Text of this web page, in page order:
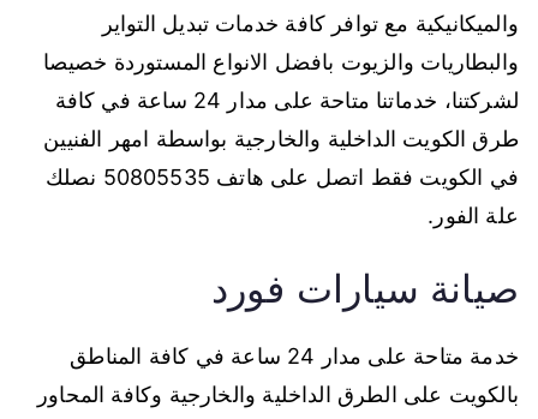
والميكانيكية مع توافر كافة خدمات تبديل التواير
والبطاريات والزيوت بافضل الانواع المستوردة خصيصا
لشركتنا، خدماتنا متاحة على مدار 24 ساعة في كافة
طرق الكويت الداخلية والخارجية بواسطة امهر الفنيين
في الكويت فقط اتصل على هاتف 50805535 نصلك
علة الفور.
صيانة سيارات فورد
خدمة متاحة على مدار 24 ساعة في كافة المناطق
بالكويت على الطرق الداخلية والخارجية وكافة المحاور